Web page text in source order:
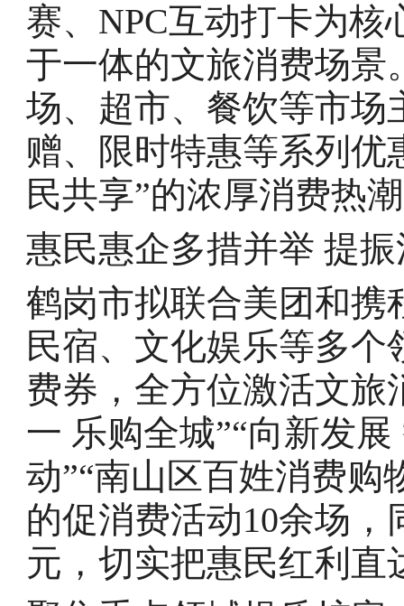
赛、NPC互动打卡为
于一体的文旅消费场景
场、超市、餐饮等市场
赠、限时特惠等系列优
民共享”的浓厚消费热
惠民惠企多措并举 提
鹤岗市拟联合美团和携
民宿、文化娱乐等多
费券，全方位激活文旅
一 乐购全城”“向新发
动”“南山区百姓消费购
的促消费活动10余场
元，切实把惠民红利直